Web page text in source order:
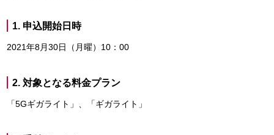
1. 申込開始日時
2021年8月30日（月曜）10：00
2. 対象となる料金プラン
「5Gギガライト」、「ギガライト」